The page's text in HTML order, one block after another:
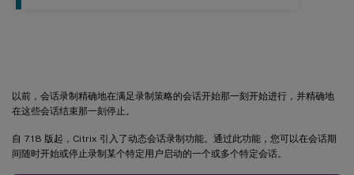
以前，会话录制精确地在满足录制策略的会话开始那一刻开始进行，并精确地
在这些会话结束那一刻停止。
自 7.18 版起，Citrix 引入了动态会话录制功能。通过此功能，您可以在会话期
间随时开始或停止录制某个特定用户启动的一个或多个特定会话。